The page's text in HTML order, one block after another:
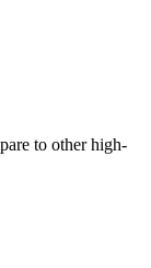
to other high-